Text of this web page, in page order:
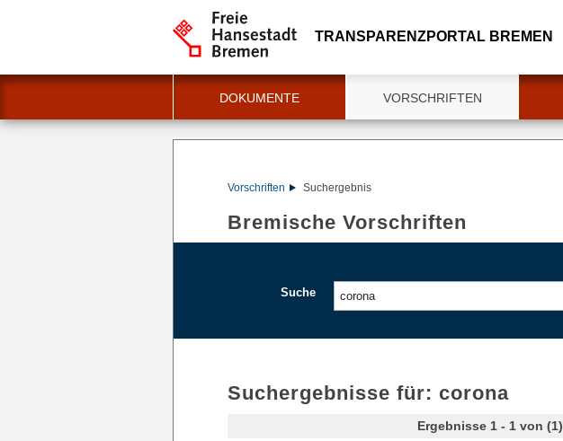
TRANSPARENZPORTAL BREMEN
DOKUMENTE VORSCHRIFTEN
Vorschriften Suchergebnis
Bremische Vorschriften
Suche
Suchergebnisse für: corona
Ergebnisse 1 - 1 von (1)